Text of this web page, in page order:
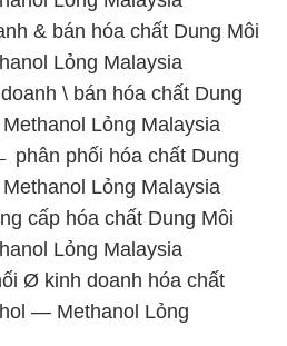
phân phối hóa chất Dung
Lỏng Malaysia
cấp hóa chất Dung Môi
Lỏng Malaysia
Ø kinh doanh hóa chất
— Methanol Lỏng
hóa chất Dung Môi Methyl
Malaysia
mại ¬ phân phối hóa chất
— Methanol Lỏng